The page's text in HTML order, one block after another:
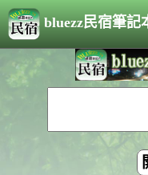
bluezz民宿筆記